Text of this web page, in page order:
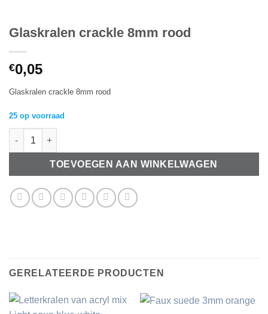
Glaskralen crackle 8mm rood
€0,05
Glaskralen crackle 8mm rood
25 op voorraad
Glaskralen crackle 8mm rood aantal
TOEVOEGEN AAN WINKELWAGEN
GERELATEERDE PRODUCTEN